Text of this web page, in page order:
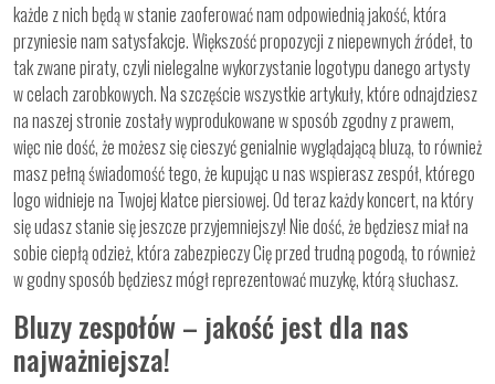
każde z nich będą w stanie zaoferować nam odpowiednią jakość, która
przyniesie nam satysfakcje. Większość propozycji z niepewnych źródeł, to
tak zwane piraty, czyli nielegalne wykorzystanie logotypu danego artysty
w celach zarobkowych. Na szczęście wszystkie artykuły, które odnajdziesz
na naszej stronie zostały wyprodukowane w sposób zgodny z prawem,
więc nie dość, że możesz się cieszyć genialnie wyglądającą bluzą, to również
masz pełną świadomość tego, że kupując u nas wspierasz zespół, którego
logo widnieje na Twojej klatce piersiowej. Od teraz każdy koncert, na który
się udasz stanie się jeszcze przyjemniejszy! Nie dość, że będziesz miał na
sobie ciepłą odzież, która zabezpieczy Cię przed trudną pogodą, to również
w godny sposób będziesz mógł reprezentować muzykę, którą słuchasz.
Bluzy zespołów – jakość jest dla nas
najważniejsza!